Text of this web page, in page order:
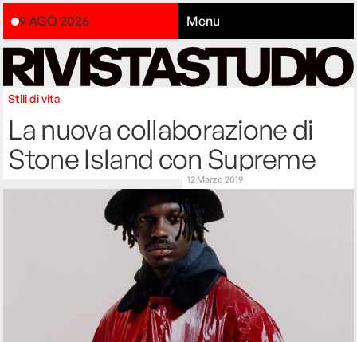
9 AGO 2026 Menu
Stili di vita
La nuova collaborazione di
Stone Island con Supreme
12 Marzo 2019